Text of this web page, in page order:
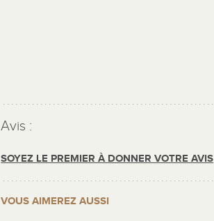
Avis :
SOYEZ LE PREMIER À DONNER VOTRE AVIS
VOUS AIMEREZ AUSSI